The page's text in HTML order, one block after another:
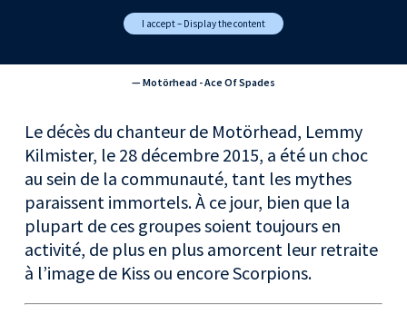
I accept – Display the content
— Motörhead - Ace Of Spades
Le décès du chanteur de Motörhead, Lemmy
Kilmister, le 28 décembre 2015, a été un choc
au sein de la communauté, tant les mythes
paraissent immortels. À ce jour, bien que la
plupart de ces groupes soient toujours en
activité, de plus en plus amorcent leur retraite
à l’image de Kiss ou encore Scorpions.